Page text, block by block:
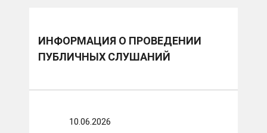
ИНФОРМАЦИЯ О ПРОВЕДЕНИИ
ПУБЛИЧНЫХ СЛУШАНИЙ
10.06.2026